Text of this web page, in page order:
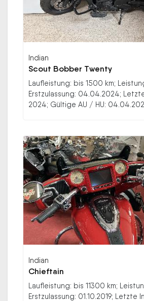
Indian
Scout Bobber Twenty
Laufleistung: bis 1500 km;
Erstzulassung: 04.04.2024;
2024; Gültige AU / HU:
Indian
Chieftain
Laufleistung: bis 11300 km;
Erstzulassung: 01.10.2019; Letzte